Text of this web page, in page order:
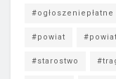
#ogłoszeniepłatne
#powiat
#starostwo